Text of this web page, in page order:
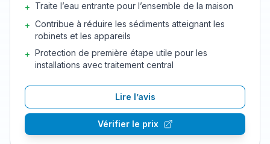
+ Traite l’eau entrante pour l’ensemble de la maison
+ Contribue à réduire les sédiments atteignant les
robinets et les appareils
+ Protection de première étape utile pour les
installations avec traitement central
Lire l’avis
Vérifier le prix